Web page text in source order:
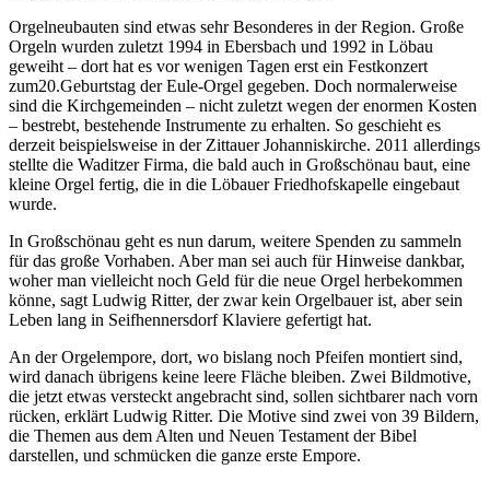
Orgelneubauten sind etwas sehr Besonderes in der Region. Große
Orgeln wurden zuletzt 1994 in Ebersbach und 1992 in Löbau
geweiht – dort hat es vor wenigen Tagen erst ein Festkonzert
zum20.Geburtstag der Eule-Orgel gegeben. Doch normalerweise
sind die Kirchgemeinden – nicht zuletzt wegen der enormen Kosten
– bestrebt, bestehende Instrumente zu erhalten. So geschieht es
derzeit beispielsweise in der Zittauer Johanniskirche. 2011 allerdings
stellte die Waditzer Firma, die bald auch in Großschönau baut, eine
kleine Orgel fertig, die in die Löbauer Friedhofskapelle eingebaut
wurde.
In Großschönau geht es nun darum, weitere Spenden zu sammeln
für das große Vorhaben. Aber man sei auch für Hinweise dankbar,
woher man vielleicht noch Geld für die neue Orgel herbekommen
könne, sagt Ludwig Ritter, der zwar kein Orgelbauer ist, aber sein
Leben lang in Seifhennersdorf Klaviere gefertigt hat.
An der Orgelempore, dort, wo bislang noch Pfeifen montiert sind,
wird danach übrigens keine leere Fläche bleiben. Zwei Bildmotive,
die jetzt etwas versteckt angebracht sind, sollen sichtbarer nach vorn
rücken, erklärt Ludwig Ritter. Die Motive sind zwei von 39 Bildern,
die Themen aus dem Alten und Neuen Testament der Bibel
darstellen, und schmücken die ganze erste Empore.